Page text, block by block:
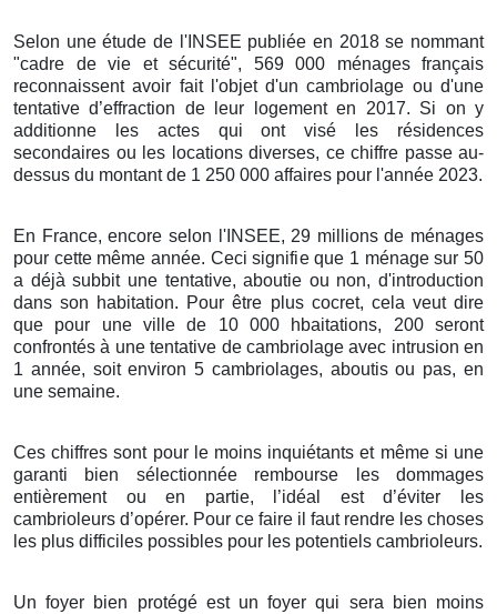
Selon une étude de l'INSEE publiée en 2018 se nommant
"cadre de vie et sécurité", 569 000 ménages français
reconnaissent avoir fait l'objet d'un cambriolage ou d'une
tentative d’effraction de leur logement en 2017. Si on y
additionne les actes qui ont visé les résidences
secondaires ou les locations diverses, ce chiffre passe au-
dessus du montant de 1 250 000 affaires pour l'année 2023.
En France, encore selon l'INSEE, 29 millions de ménages
pour cette même année. Ceci signifie que 1 ménage sur 50
a déjà subbit une tentative, aboutie ou non, d'introduction
dans son habitation. Pour être plus cocret, cela veut dire
que pour une ville de 10 000 hbaitations, 200 seront
confrontés à une tentative de cambriolage avec intrusion en
1 année, soit environ 5 cambriolages, aboutis ou pas, en
une semaine.
Ces chiffres sont pour le moins inquiétants et même si une
garanti bien sélectionnée rembourse les dommages
entièrement ou en partie, l’idéal est d’éviter les
cambrioleurs d’opérer. Pour ce faire il faut rendre les choses
les plus difficiles possibles pour les potentiels cambrioleurs.
Un foyer bien protégé est un foyer qui sera bien moins